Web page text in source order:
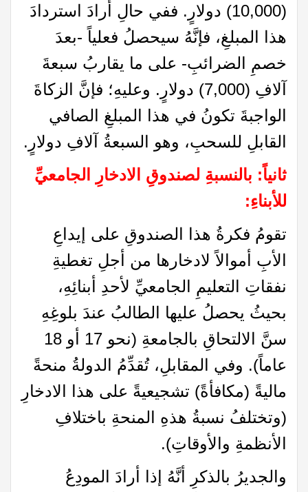
(10,000) دولارٍ. ففي حالِ أرادَ استردادَ
هذا المبلغِ، فإنَّهُ سيحصلُ فعلياً -بعدَ
خصمِ الضرائبِ- على ما يقاربُ سبعةَ
آلافِ (7,000) دولارٍ. وعليهِ؛ فإنَّ الزكاةَ
الواجبةَ تكونُ في هذا المبلغِ الصافي
القابلِ للسحبِ، وهو السبعةُ آلافِ دولارٍ.
ثانياً: بالنسبةِ لصندوقِ الادخارِ الجامعيِّ
للأبناءِ:
تقومُ فكرةُ هذا الصندوقِ على إيداعِ
الأبِ أموالاً لادخارها من أجلِ تغطيةِ
نفقاتِ التعليمِ الجامعيِّ لأحدِ أبنائِهِ،
بحيثُ يحصلُ عليها الطالبُ عندَ بلوغِهِ
سنَّ الالتحاقِ بالجامعةِ (نحو 17 أو 18
عاماً). وفي المقابلِ، تُقدِّمُ الدولةُ منحةً
ماليةً (مكافأةً) تشجيعيةً على هذا الادخارِ
(وتختلفُ نسبةُ هذهِ المنحةِ باختلافِ
الأنظمةِ والأوقاتِ).
والجديرُ بالذكرِ أنَّهُ إذا أرادَ المودِعُ